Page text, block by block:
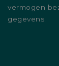
vermogen
gegevens.